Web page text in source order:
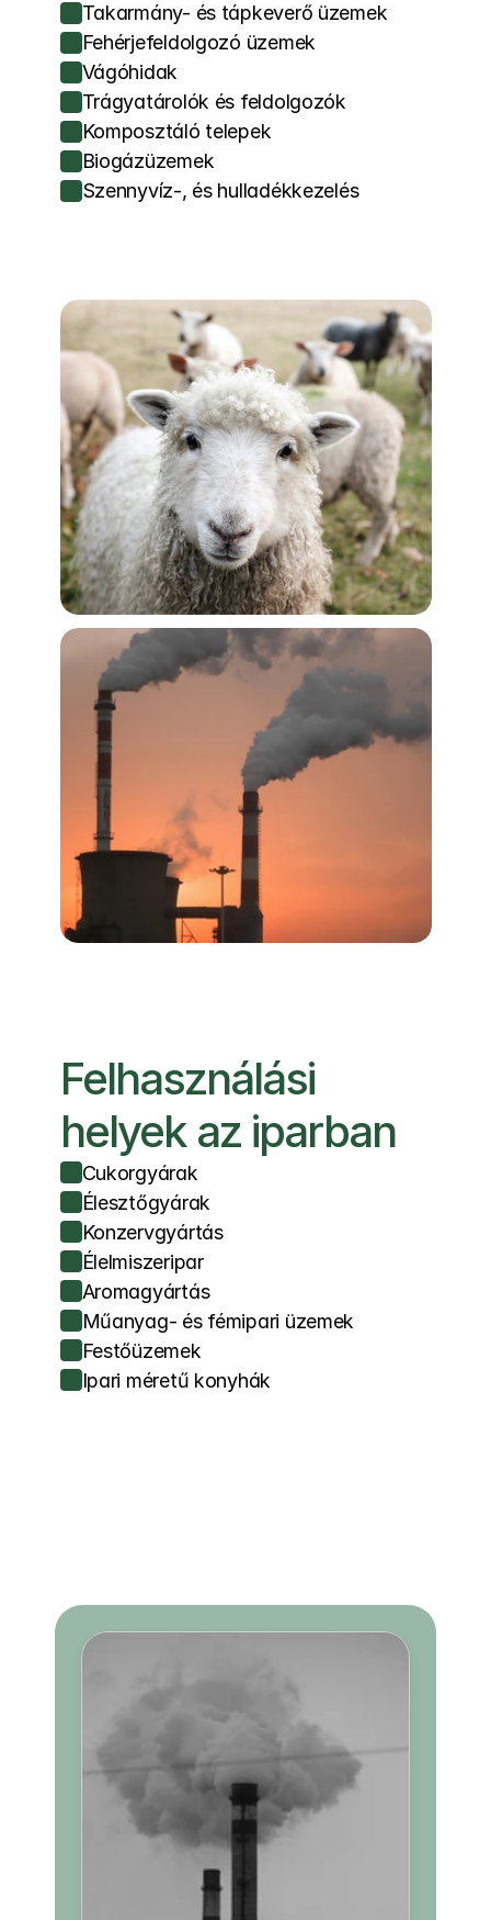
Takarmány- és tápkeverő üzemek
Fehérjefeldolgozó üzemek
Vágóhidak
Trágyatárolók és feldolgozók
Komposztáló telepek
Biogázüzemek
Szennyvíz-, és hulladékkezelés
Felhasználási
helyek az iparban
Cukorgyárak
Élesztőgyárak
Konzervgyártás
Élelmiszeripar
Aromagyártás
Műanyag- és fémipari üzemek
Festőüzemek
Ipari méretű konyhák